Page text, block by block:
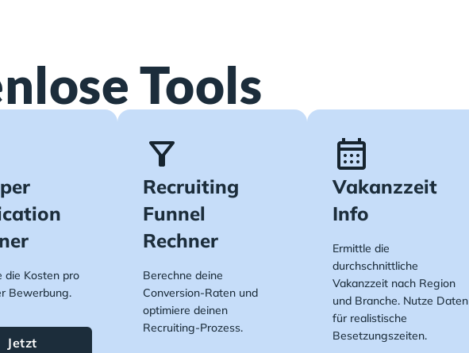
Tools
die Kosten pro
Bewerbung.
Jetzt
Recruiting
Funnel
Rechner
Berechne deine
Conversion-Raten und
optimiere deinen
Recruiting-Prozess.
Vakanzzeit
Info
Ermittle die
durchschnittliche
Vakanzzeit nach Region
und Branche. Nutze Daten
für realistische
Besetzungszeiten.